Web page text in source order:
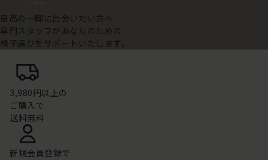
最高の一脚に出会いたい方へ
専門スタッフがあなたのための
椅子選びをサポートいたします。
3,980円以上の
ご購入で
送料無料
新規会員登録で